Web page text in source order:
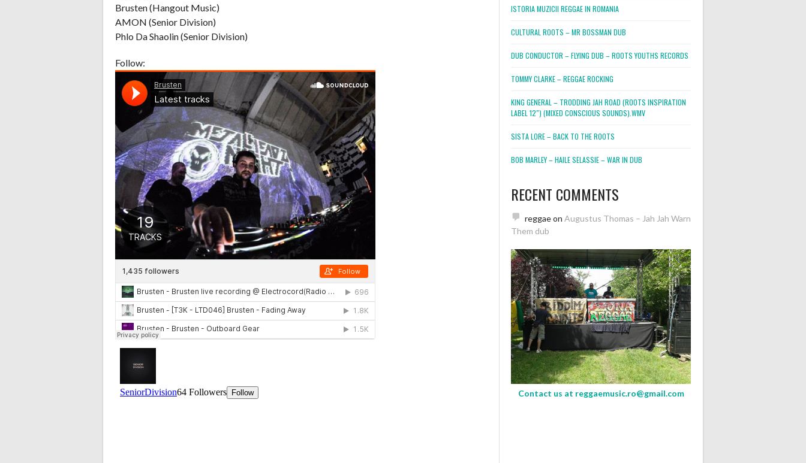
Brusten (Hangout Music)
AMON (Senior Division)
Phlo Da Shaolin (Senior Division)
Follow:
ISTORIA MUZICII REGGAE IN ROMANIA
CULTURAL ROOTS – MR BOSSMAN DUB
DUB CONDUCTOR – FLYING DUB – ROOTS YOUTHS RECORDS
TOMMY CLARKE – REGGAE ROCKING
KING GENERAL – TRODDING JAH ROAD (ROOTS INSPIRATION
LABEL 12″) (MIXED CONSCIOUS SOUNDS).WMV
SISTA LORE – BACK TO THE ROOTS
BOB MARLEY – HAILE SELASSIE – WAR IN DUB
RECENT COMMENTS
reggaeon Augustus Thomas – Jah Jah Warn
Them dub
Contact us at reggaemusic.ro@gmail.com